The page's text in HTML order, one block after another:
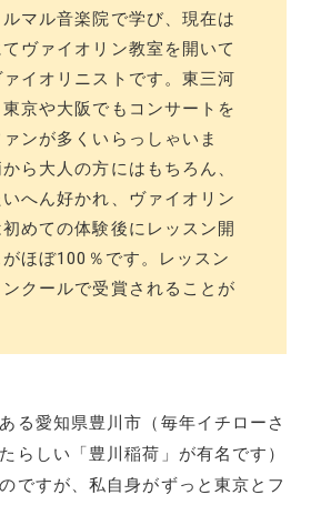
マル音楽院で学び、現在は
ヴァイオリン教室を開いて
イオリニストです。東三河
京や大阪でもコンサートを
ンが多くいらっしゃいま
ら大人の方にはもちろん、
へん好かれ、ヴァイオリン
めての体験後にレッスン開
ほぼ100％です。レッスン
クールで受賞されることが
る愛知県豊川市（毎年イチローさ
らしい「豊川稲荷」が有名です）
ですが、私自身がずっと東京とフ